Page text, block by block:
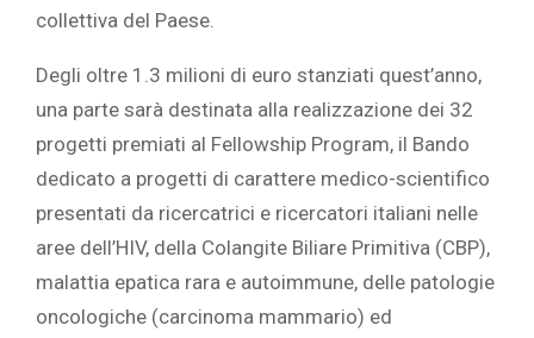
collettiva del Paese.
Degli oltre 1.3 milioni di euro stanziati quest’anno,
una parte sarà destinata alla realizzazione dei 32
progetti premiati al Fellowship Program, il Bando
dedicato a progetti di carattere medico-scientifico
presentati da ricercatrici e ricercatori italiani nelle
aree dell’HIV, della Colangite Biliare Primitiva (CBP),
malattia epatica rara e autoimmune, delle patologie
oncologiche (carcinoma mammario) ed